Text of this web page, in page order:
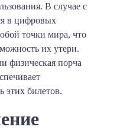
В случае с
в цифровых
точки мира, что
их утери.
физическая порча
этих билетов.